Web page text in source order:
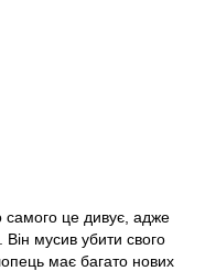
самого це дивує, адже
Він мусив убити свого
має багато нових